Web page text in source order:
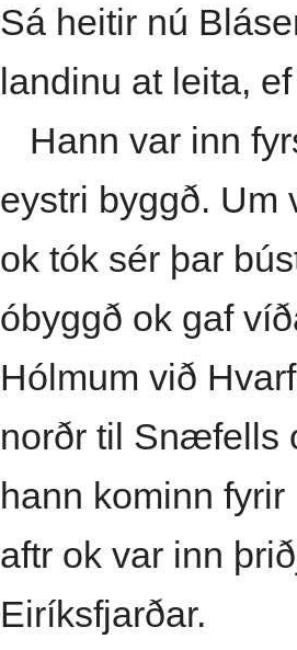
Sá heitir nú
landinu at leita,
Hann var inn
eystri byggð. Um
ok tók sér þar
óbyggð ok gaf
Hólmum við
norðr til Snæfells
hann kominn
aftr ok var inn
Eiríksfjarðar.